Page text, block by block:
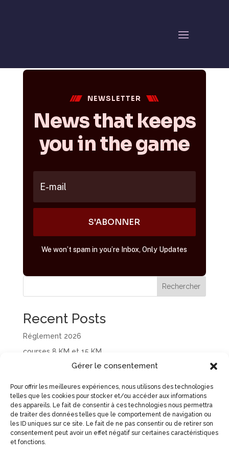
Gérer le consentement
Pour offrir les meilleures expériences, nous utilisons des technologies
telles que les cookies pour stocker et/ou accéder aux informations
des appareils. Le fait de consentir à ces technologies nous permettra
de traiter des données telles que le comportement de navigation ou
les ID uniques sur ce site. Le fait de ne pas consentir ou de retirer son
consentement peut avoir un effet négatif sur certaines caractéristiques
et fonctions.
NEWSLETTER
News that keeps
you in the game
S'ABONNER
We won’t spam in you’re Inbox, Only Updates
Rechercher
Recent Posts
Réglement 2026
courses 8 KM et 15 KM
The Power of Play in Everyday Life Unleashed
Fuel Your Game with Smart Nutrition Choices Daily
Why Kids Thrive Through Sports Programs
Everywhere
Recent Comments